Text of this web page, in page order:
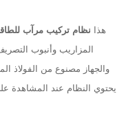
هذا نظام تركيب مرآب
المزاريب وأنبوب
والجهاز مصنوع من الفولاذ
يحتوي النظام عند المشاهدة